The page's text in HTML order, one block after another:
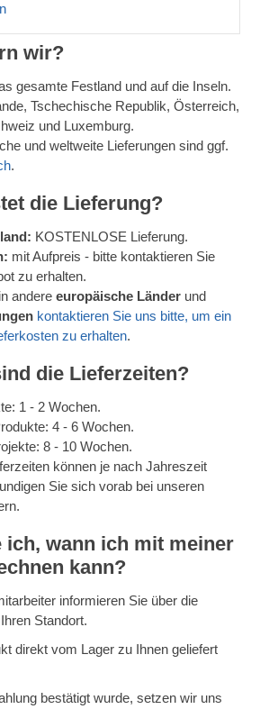
wir?
gesamte Festland und auf die Inseln.
Tschechische Republik, Österreich,
und Luxemburg.
und weltweite Lieferungen sind ggf.
.
die Lieferung?
KOSTENLOSE Lieferung.
mit Aufpreis - bitte kontaktieren Sie
zu erhalten.
andere europäische Länder und
kontaktieren Sie uns bitte, um ein
zu erhalten.
die Lieferzeiten?
1 - 2 Wochen.
4 - 6 Wochen.
8 - 10 Wochen.
können je nach Jahreszeit
Sie sich vorab bei unseren
ich, wann ich mit meiner
kann?
informieren Sie über die
Standort.
direkt vom Lager zu Ihnen geliefert
bestätigt wurde, setzen wir uns